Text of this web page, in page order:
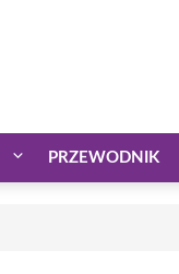
PRZEWODNIK